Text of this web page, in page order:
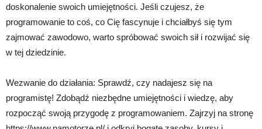
doskonalenie swoich umiejętności. Jeśli czujesz, że
programowanie to coś, co Cię fascynuje i chciałbyś się tym
zajmować zawodowo, warto spróbować swoich sił i rozwijać się
w tej dziedzinie.
Wezwanie do działania: Sprawdź, czy nadajesz się na
programistę! Zdobądź niezbędne umiejętności i wiedzę, aby
rozpocząć swoją przygodę z programowaniem. Zajrzyj na stronę